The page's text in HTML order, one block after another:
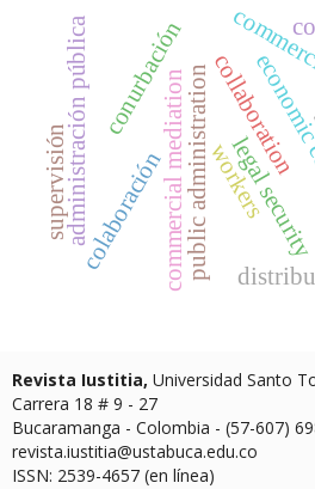
collaboration
commercial mediation
colaboraciónpublic administration
administración pública legal
conurbación
workers
supervisión
Revista Iustitia, Universidad Santo
Carrera 18 # 9 - 27
Bucaramanga - Colombia - (57-607)
revista.iustitia@ustabuca.edu.co
ISSN: 2539-4657 (en línea)